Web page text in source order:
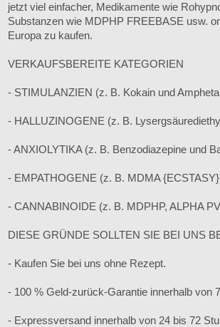
jetzt viel einfacher, Medikamente wie
Substanzen wie MDPHP FREEBASE usw.
Europa zu kaufen.
VERKAUFSBEREITE KATEGORIEN
- STIMULANZIEN (z. B. Kokain und
- HALLUZINOGENE (z. B.
- ANXIOLYTIKA (z. B. Benzodiazepine und
- EMPATHOGENE (z. B. MDMA
- CANNABINOIDE (z. B. MDPHP, ALPHA
DIESE GRÜNDE SOLLTEN SIE BEI ​​UNS
- Kaufen Sie bei uns ohne Rezept.
- 100 % Geld-zurück-Garantie innerhalb von
- Expressversand innerhalb von 24 bis 72